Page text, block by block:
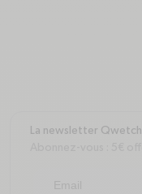
La newsletter Qwetch